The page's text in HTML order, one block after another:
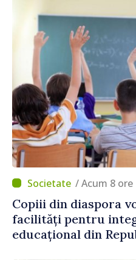
/ Acum 8 ore
Copiii din diaspora
facilități pentru
educațional din